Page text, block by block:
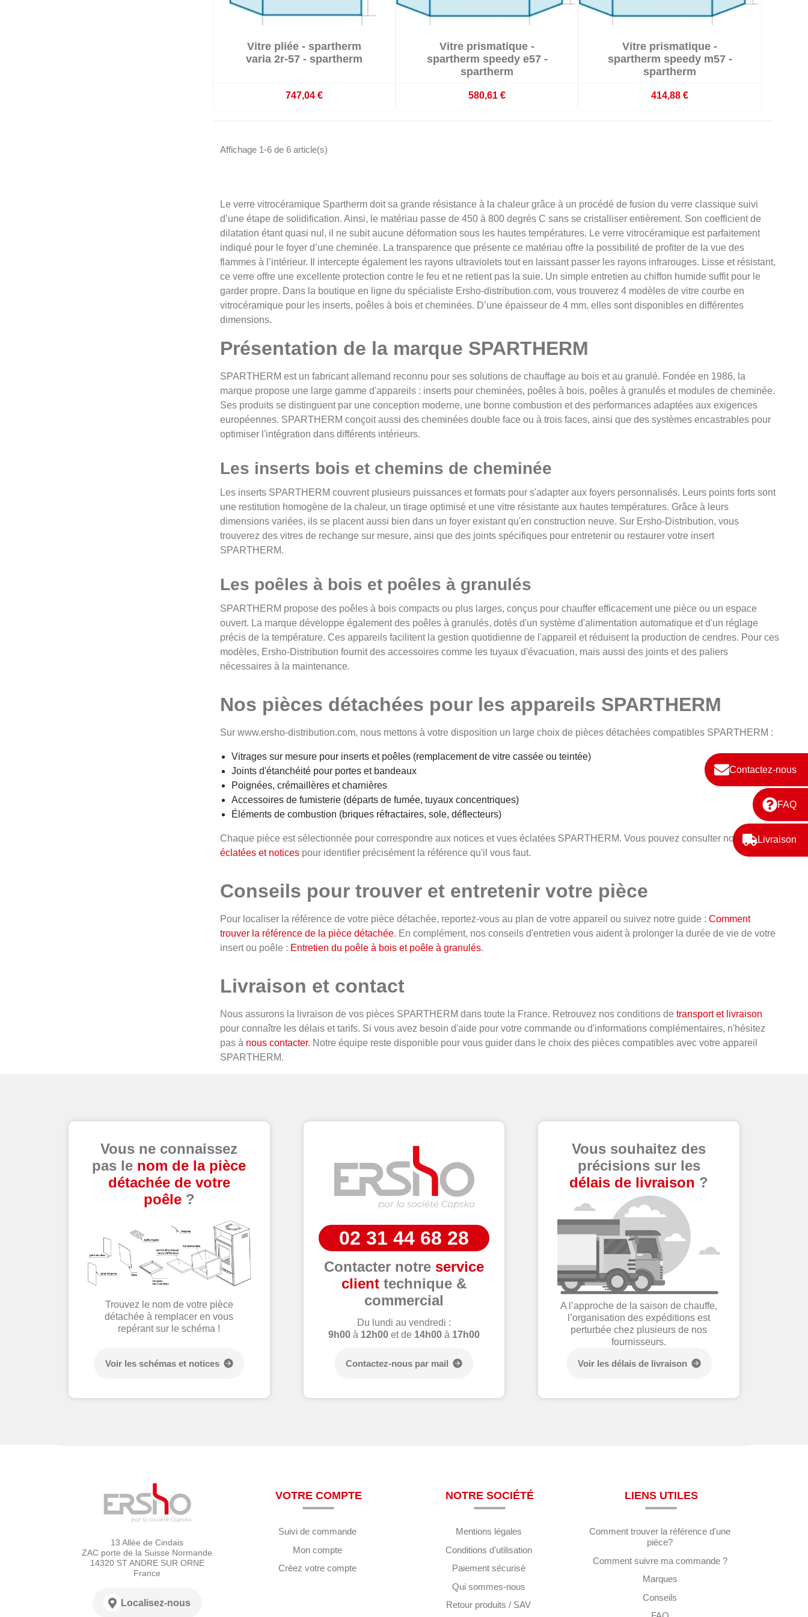
Contactez-nous
FAQ
Livraison
Sur commande : délai 3 à 4 semaines
Vitre pliée - spartherm
varia 2r-57 - spartherm
747,04 €
Sur commande : délai 3 à 4 semaines
Vitre prismatique -
spartherm speedy e57 -
spartherm
580,61 €
 En stock
Vitre prismatique -
spartherm speedy m57 -
spartherm
414,88 €
Affichage 1-6 de 6 article(s)
Le verre vitrocéramique Spartherm doit sa grande résistance à la chaleur grâce à un procédé de fusion du verre classique suivi
d’une étape de solidification. Ainsi, le matériau passe de 450 à 800 degrés C sans se cristalliser entièrement. Son coefficient de
dilatation étant quasi nul, il ne subit aucune déformation sous les hautes températures. Le verre vitrocéramique est parfaitement
indiqué pour le foyer d’une cheminée. La transparence que présente ce matériau offre la possibilité de profiter de la vue des
flammes à l’intérieur. Il intercepte également les rayons ultraviolets tout en laissant passer les rayons infrarouges. Lisse et résistant,
ce verre offre une excellente protection contre le feu et ne retient pas la suie. Un simple entretien au chiffon humide suffit pour le
garder propre. Dans la boutique en ligne du spécialiste Ersho-distribution.com, vous trouverez 4 modèles de vitre courbe en
vitrocéramique pour les inserts, poêles à bois et cheminées. D’une épaisseur de 4 mm, elles sont disponibles en différentes
dimensions.
Présentation de la marque SPARTHERM
SPARTHERM est un fabricant allemand reconnu pour ses solutions de chauffage au bois et au granulé. Fondée en 1986, la
marque propose une large gamme d'appareils : inserts pour cheminées, poêles à bois, poêles à granulés et modules de cheminée.
Ses produits se distinguent par une conception moderne, une bonne combustion et des performances adaptées aux exigences
européennes. SPARTHERM conçoit aussi des cheminées double face ou à trois faces, ainsi que des systèmes encastrables pour
optimiser l'intégration dans différents intérieurs.
Les inserts bois et chemins de cheminée
Les inserts SPARTHERM couvrent plusieurs puissances et formats pour s'adapter aux foyers personnalisés. Leurs points forts sont
une restitution homogène de la chaleur, un tirage optimisé et une vitre résistante aux hautes températures. Grâce à leurs
dimensions variées, ils se placent aussi bien dans un foyer existant qu'en construction neuve. Sur Ersho-Distribution, vous
trouverez des vitres de rechange sur mesure, ainsi que des joints spécifiques pour entretenir ou restaurer votre insert
SPARTHERM.
Les poêles à bois et poêles à granulés
SPARTHERM propose des poêles à bois compacts ou plus larges, conçus pour chauffer efficacement une pièce ou un espace
ouvert. La marque développe également des poêles à granulés, dotés d'un système d'alimentation automatique et d'un réglage
précis de la température. Ces appareils facilitent la gestion quotidienne de l'appareil et réduisent la production de cendres. Pour ces
modèles, Ersho-Distribution fournit des accessoires comme les tuyaux d'évacuation, mais aussi des joints et des paliers
nécessaires à la maintenance.
Nos pièces détachées pour les appareils SPARTHERM
Sur www.ersho-distribution.com, nous mettons à votre disposition un large choix de pièces détachées compatibles SPARTHERM :
Vitrages sur mesure pour inserts et poêles (remplacement de vitre cassée ou teintée)
Joints d'étanchéité pour portes et bandeaux
Poignées, crémaillères et charnières
Accessoires de fumisterie (départs de fumée, tuyaux concentriques)
Éléments de combustion (briques réfractaires, sole, déflecteurs)
Chaque pièce est sélectionnée pour correspondre aux notices et vues éclatées SPARTHERM. Vous pouvez consulter nos
vues
éclatées et notices pour identifier précisément la référence qu'il vous faut.
Conseils pour trouver et entretenir votre pièce
Pour localiser la référence de votre pièce détachée, reportez-vous au plan de votre appareil ou suivez notre guide : Comment
trouver la référence de la pièce détachée. En complément, nos conseils d'entretien vous aident à prolonger la durée de vie de votre
insert ou poêle : Entretien du poêle à bois et poêle à granulés.
Livraison et contact
Nous assurons la livraison de vos pièces SPARTHERM dans toute la France. Retrouvez nos conditions de transport et livraison
pour connaître les délais et tarifs. Si vous avez besoin d'aide pour votre commande ou d'informations complémentaires, n'hésitez
pas à nous contacter. Notre équipe reste disponible pour vous guider dans le choix des pièces compatibles avec votre appareil
SPARTHERM.
Vous ne connaissez
pas le nom de la pièce
détachée de votre
poêle?
Trouvez le nom de votre pièce
détachée à remplacer en vous
repérant sur le schéma !
Voir les schémas et notices
02 31 44 68 28
Contacter notre service
clienttechnique &
commercial
Du lundi au vendredi :
9h00à 12h00et de 14h00à 17h00
Contactez-nous par mail
Vous souhaitez des
précisions sur les
délais de livraison ?
A l’approche de la saison de chauffe,
l’organisation des expéditions est
perturbée chez plusieurs de nos
fournisseurs.
Voir les délais de livraison
13 Allée de Cindais
ZAC porte de la Suisse Normande
14320 ST ANDRE SUR ORNE
France
Localisez-nous
VOTRE COMPTE
Suivi de commande
Mon compte
Créez votre compte
NOTRE SOCIÉTÉ
Mentions légales
Conditions d'utilisation
Paiement sécurisé
Qui sommes-nous
Retour produits / SAV
LIENS UTILES
Comment trouver la référence d'une
pièce?
Comment suivre ma commande ?
Marques
Conseils